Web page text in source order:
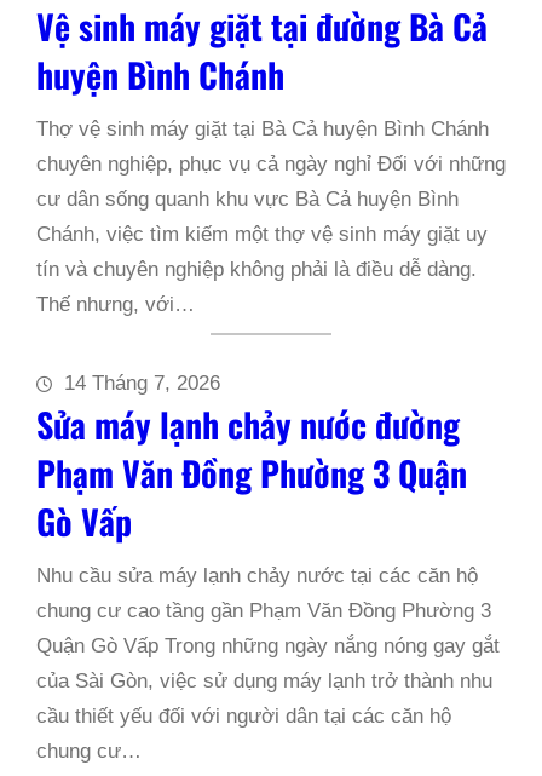
Vệ sinh máy giặt tại đường Bà Cả
huyện Bình Chánh
Thợ vệ sinh máy giặt tại Bà Cả huyện Bình Chánh
chuyên nghiệp, phục vụ cả ngày nghỉ Đối với những
cư dân sống quanh khu vực Bà Cả huyện Bình
Chánh, việc tìm kiếm một thợ vệ sinh máy giặt uy
tín và chuyên nghiệp không phải là điều dễ dàng.
Thế nhưng, với…
14 Tháng 7, 2026
Sửa máy lạnh chảy nước đường
Phạm Văn Đồng Phường 3 Quận
Gò Vấp
Nhu cầu sửa máy lạnh chảy nước tại các căn hộ
chung cư cao tầng gần Phạm Văn Đồng Phường 3
Quận Gò Vấp Trong những ngày nắng nóng gay gắt
của Sài Gòn, việc sử dụng máy lạnh trở thành nhu
cầu thiết yếu đối với người dân tại các căn hộ
chung cư…